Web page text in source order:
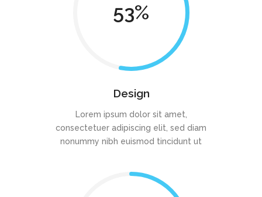
53
Design
Lorem ipsum dolor sit amet,
consectetuer adipiscing elit, sed diam
nonummy nibh euismod tincidunt ut